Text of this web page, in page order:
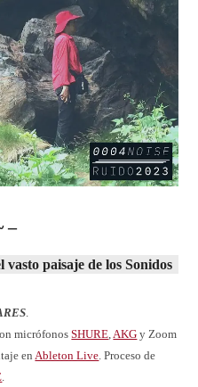
–
vasto paisaje de los Sonidos
.
micrófonosSHURE,AKG y Zoom
enAbleton Live. Proceso de
.